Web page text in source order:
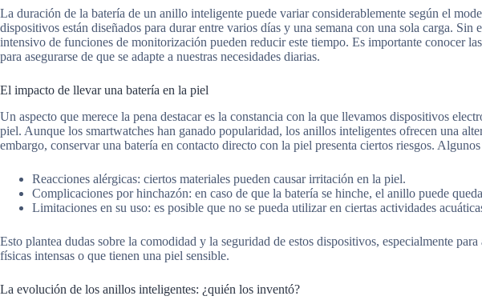
La duración de la batería de un anillo inteligente puede variar considerablemente según el
dispositivos están diseñados para durar entre varios días y una semana con una sola carga. Sin
intensivo de funciones de monitorización pueden reducir este tiempo. Es importante conocer
para asegurarse de que se adapte a nuestras necesidades diarias.
El impacto de llevar una batería en la piel
Un aspecto que merece la pena destacar es la constancia con la que llevamos dispositivos
piel. Aunque los smartwatches han ganado popularidad, los anillos inteligentes ofrecen una
embargo, conservar una batería en contacto directo con la piel presenta ciertos riesgos.
Reacciones alérgicas: ciertos materiales pueden causar irritación en la piel.
Complicaciones por hinchazón: en caso de que la batería se hinche, el anillo puede
Limitaciones en su uso: es posible que no se pueda utilizar en ciertas actividades
Esto plantea dudas sobre la comodidad y la seguridad de estos dispositivos, especialmente
físicas intensas o que tienen una piel sensible.
La evolución de los anillos inteligentes: ¿quién los inventó?